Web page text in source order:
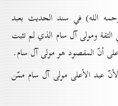
الله) في سند الحديث بعبد
الثقة ومولى آل سام الذي لم تثبت
على أنّ المقصود هو مولى آل سام.
عبد الأعلى مولى آل سام ممّن